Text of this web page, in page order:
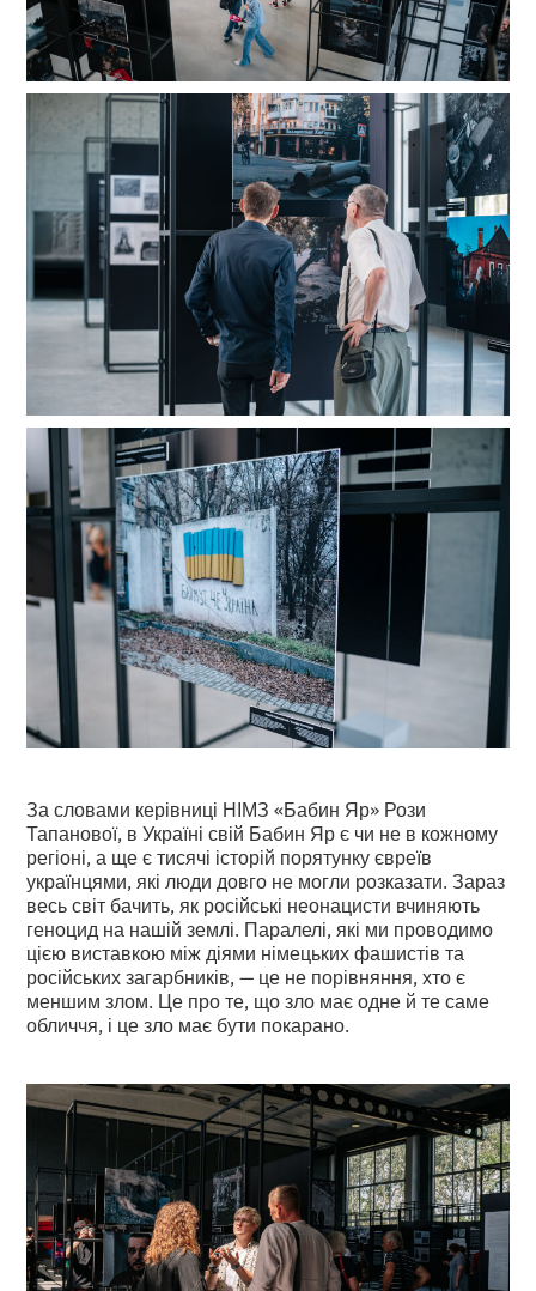
За словами керівниці НІМЗ «Бабин Яр» Рози
Тапанової, в Україні свій Бабин Яр є чи не в кожному
регіоні, а ще є тисячі історій порятунку євреїв
українцями, які люди довго не могли розказати. Зараз
весь світ бачить, як російські неонацисти вчиняють
геноцид на нашій землі. Паралелі, які ми проводимо
цією виставкою між діями німецьких фашистів та
російських загарбників, — це не порівняння, хто є
меншим злом. Це про те, що зло має одне й те саме
обличчя, і це зло має бути покарано.